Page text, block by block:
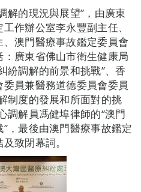
解的現況與展望”，由廣東
作辦公室李永豐副主任、
澳門醫療事故鑑定委員會
廣東省佛山市衛生健康局
紛調解的前景和挑戰”、香
員兼醫務道德委員會委員
制度的發展和所面對的挑
調解員馮健埠律師的“澳門
，最後由澳門醫療事故鑑定
致閉幕詞。